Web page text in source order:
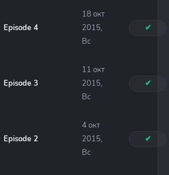
Episode 4
18 окт
2015,
Вс
✔
Episode 3
11 окт
2015,
Вс
✔
Episode 2
4 окт
2015,
Вс
✔